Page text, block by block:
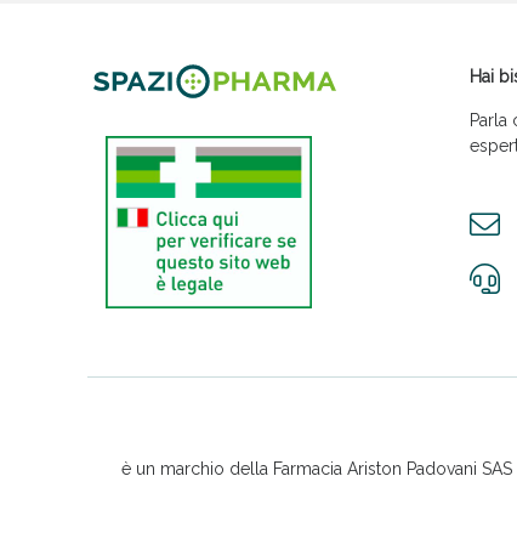
Hai
Parla
è un marchio della Farmacia Ariston Padovani